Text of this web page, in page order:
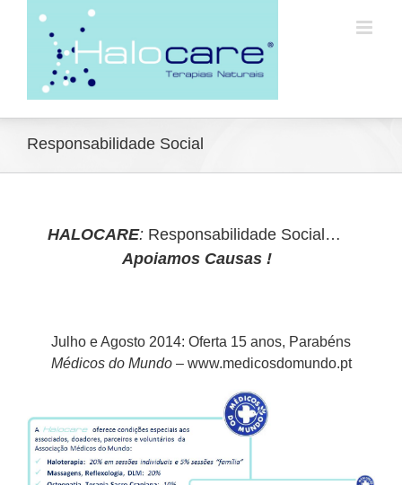
Responsabilidade Social
HALOCARE: Responsabilidade Social…
Apoiamos Causas !
Julho e Agosto 2014: Oferta 15 anos, Parabéns
Médicos do Mundo– www.medicosdomundo.pt